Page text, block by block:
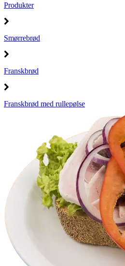
Produkter
Smørrebrød
Franskbrød
Franskbrød med rullepølse